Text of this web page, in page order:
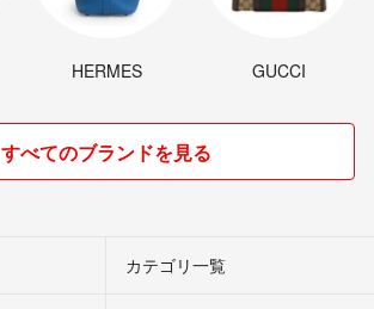
HERMES GUCCI
すべてのブランドを見る
カテゴリ一覧